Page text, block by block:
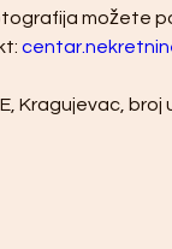
možete
Kragujevac,